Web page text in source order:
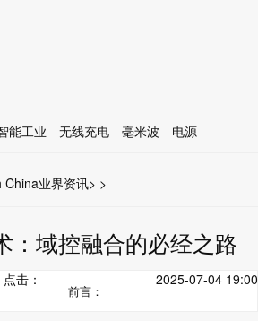
能工业 无线充电 毫米波
电源
China >
业界资讯 >
：域控融合的必经之路
击： 2025-07-04 19:00
前言：